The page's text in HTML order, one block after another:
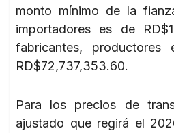
monto mínimo de la
importadores es de
fabricantes, productores
RD$72,737,353.60.
Para los precios de
ajustado que regirá el